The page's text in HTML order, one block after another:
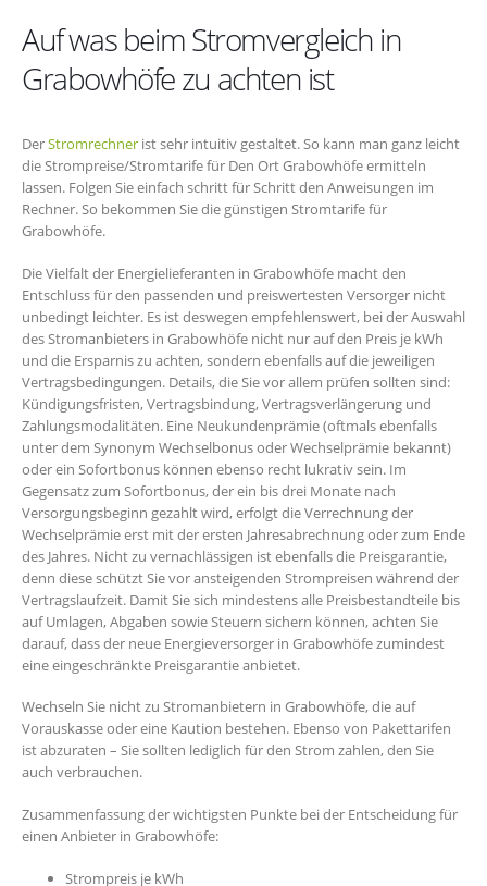
Auf was beim Stromvergleich in
Grabowhöfe zu achten ist
DerStromrechner ist sehr intuitiv gestaltet. So kann man ganz leicht
die Strompreise/Stromtarife für Den Ort Grabowhöfe ermitteln
lassen. Folgen Sie einfach schritt für Schritt den Anweisungen im
Rechner. So bekommen Sie die günstigen Stromtarife für
Grabowhöfe.
Die Vielfalt der Energielieferanten in Grabowhöfe macht den
Entschluss für den passenden und preiswertesten Versorger nicht
unbedingt leichter. Es ist deswegen empfehlenswert, bei der Auswahl
des Stromanbieters in Grabowhöfe nicht nur auf den Preis je kWh
und die Ersparnis zu achten, sondern ebenfalls auf die jeweiligen
Vertragsbedingungen. Details, die Sie vor allem prüfen sollten sind:
Kündigungsfristen, Vertragsbindung, Vertragsverlängerung und
Zahlungsmodalitäten. Eine Neukundenprämie (oftmals ebenfalls
unter dem Synonym Wechselbonus oder Wechselprämie bekannt)
oder ein Sofortbonus können ebenso recht lukrativ sein. Im
Gegensatz zum Sofortbonus, der ein bis drei Monate nach
Versorgungsbeginn gezahlt wird, erfolgt die Verrechnung der
Wechselprämie erst mit der ersten Jahresabrechnung oder zum Ende
des Jahres. Nicht zu vernachlässigen ist ebenfalls die Preisgarantie,
denn diese schützt Sie vor ansteigenden Strompreisen während der
Vertragslaufzeit. Damit Sie sich mindestens alle Preisbestandteile bis
auf Umlagen, Abgaben sowie Steuern sichern können, achten Sie
darauf, dass der neue Energieversorger in Grabowhöfe zumindest
eine eingeschränkte Preisgarantie anbietet.
Wechseln Sie nicht zu Stromanbietern in Grabowhöfe, die auf
Vorauskasse oder eine Kaution bestehen. Ebenso von Pakettarifen
ist abzuraten – Sie sollten lediglich für den Strom zahlen, den Sie
auch verbrauchen.
Zusammenfassung der wichtigsten Punkte bei der Entscheidung für
einen Anbieter in Grabowhöfe:
Strompreis je kWh